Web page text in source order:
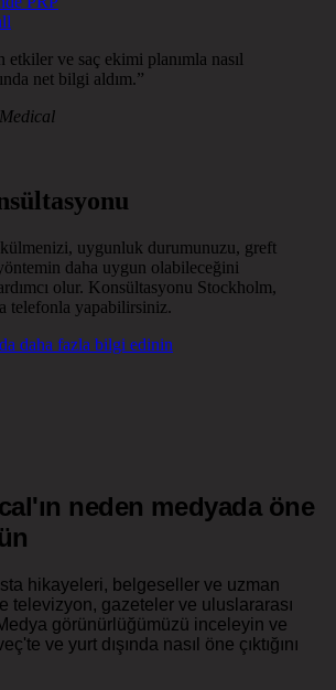
etkiler ve saç ekimi planımla nasıl
net bilgi aldım.”
uygunluk durumunuzu, greft
daha uygun olabileceğini
olur. Konsültasyonu Stockholm,
telefonla yapabilirsiniz.
daha fazla bilgi edinin
neden medyada öne
hikayeleri, belgeseller ve uzman
televizyon, gazeteler ve uluslararası
görünürlüğümüzü inceleyin ve
ve yurt dışında nasıl öne çıktığını